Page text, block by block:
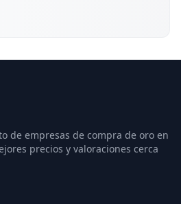
de empresas de compra de oro en
precios y valoraciones cerca